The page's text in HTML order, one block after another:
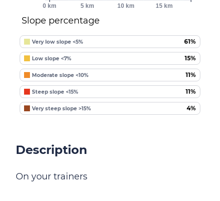
Slope percentage
Very low slope <5% 61%
Low slope <7% 15%
Moderate slope <10% 11%
Steep slope <15% 11%
Very steep slope >15% 4%
0 km 5 km 10 km 15 km
Description
On your trainers